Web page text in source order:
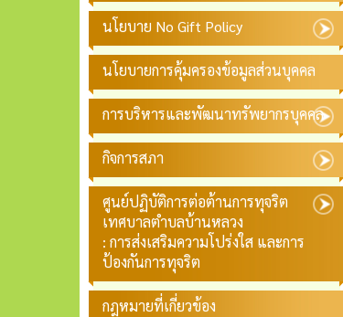
นโยบาย No Gift Policy
นโยบายการคุ้มครองข้อมูลส่วนบุคคล
การบริหารและพัฒนาทรัพยากรบุคคล
กิจการสภา
ศูนย์ปฏิบัติการต่อต้านการทุจริต
เทศบาลตำบลบ้านหลวง
: การส่งเสริมความโปร่งใส และการ
ป้องกันการทุจริต
กฎหมายที่เกี่ยวข้อง